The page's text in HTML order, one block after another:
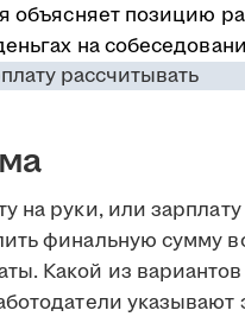
объясняет позицию
на
на руки, или
финальную сумму
Какой из